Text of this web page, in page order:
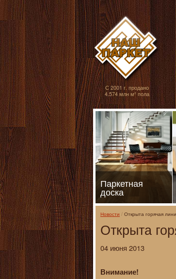
С 2001 г. продано
4.574 млн м² пола
Паркетная
доска
Новости Открыта горячая
Открыта
04 июня 2013
Внимание!